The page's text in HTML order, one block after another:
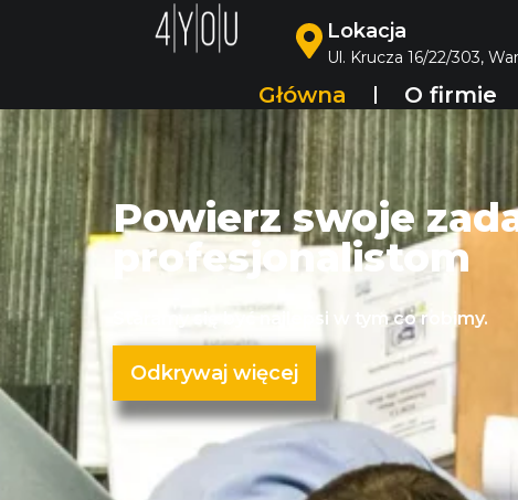
Lokacja
Ul. Krucza 16/22/303,
Główna O firmie
Powierz swoje
profesjonalistom
Staramy się być najlepsi w tym co robimy.
Odkrywaj więcej